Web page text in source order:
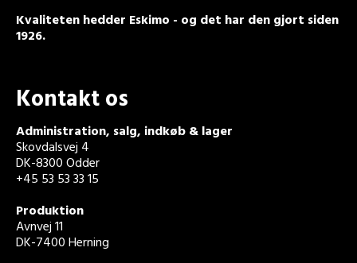
Kvaliteten hedder Eskimo - og det har den gjort siden
1926.
Kontakt os
Administration, salg, indkøb & lager
Skovdalsvej 4
DK-8300 Odder
+45 53 53 33 15
Produktion
Avnvej 11
DK-7400 Herning